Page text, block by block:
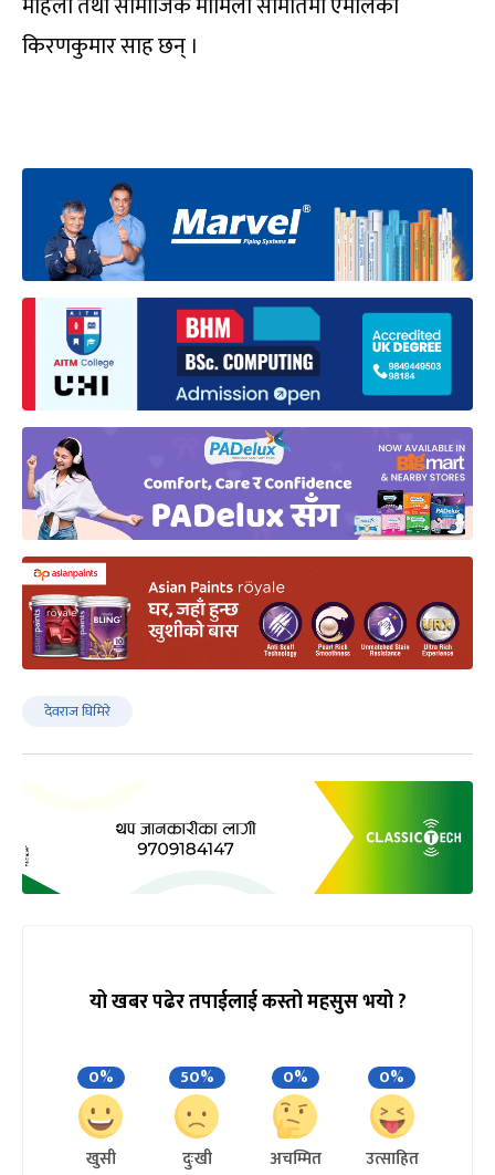
किरणकुमार साह छन् ।
देवराज घिमिरे
यो खबर पढेर तपाईलाई कस्तो महसुस भयो ?
0%
खुसी
50%
दुःखी
0%
अचम्मित
0%
उत्साहित